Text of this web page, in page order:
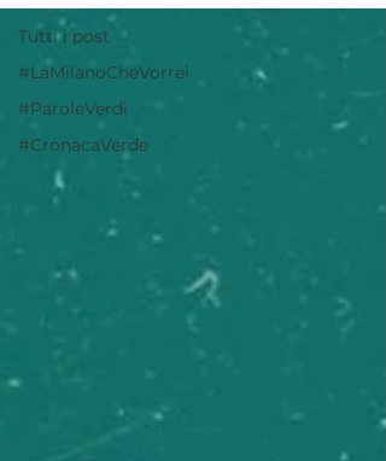
Tutti i post
#LaMilanoCheVorrei
#ParoleVerdi
#CronacaVerde